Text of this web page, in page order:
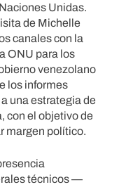
Unidas.
de Michelle
canales con la
ONU para los
venezolano
los informes
una estrategia de
con el objetivo de
margen político.
técnicos —